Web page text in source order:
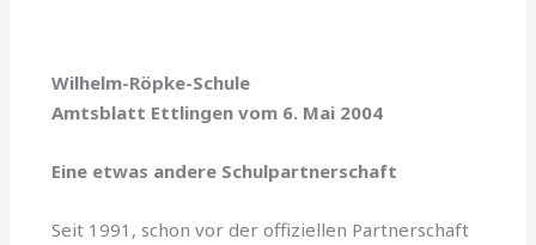
Wilhelm-Röpke-Schule
Amtsblatt Ettlingen vom 6. Mai 2004
Eine etwas andere Schulpartnerschaft
Seit 1991, schon vor der offiziellen Partnerschaft